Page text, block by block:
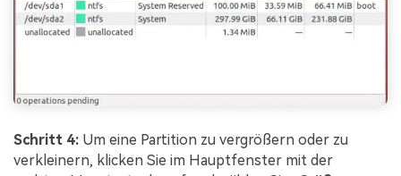
Schritt 4: Um eine Partition zu vergrößern oder zu
verkleinern, klicken Sie im Hauptfenster mit der